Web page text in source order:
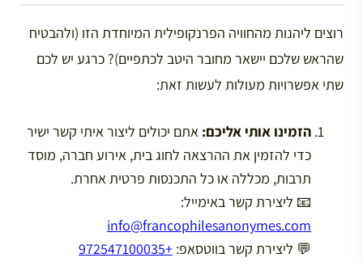
רוצים ליהנות מהחוויה הפרנקופילית המיוחדת הזו (ולהבטיח
שהראש שלכם יישאר מחובר היטב לכתפיים)? כרגע יש לכם
שתי אפשרויות מעולות לעשות זאת:
הזמינו אותי אליכם: אתם יכולים ליצור איתי קשר ישיר
כדי להזמין את ההרצאה לחוג בית, אירוע חברה, מוסד
תרבות, מכללה או כל התכנסות פרטית אחרת.
📧 ליצירת קשר באימייל:
info@francophilesanonymes.com
💬 ליצירת קשר בווטסאפ: +972547100035